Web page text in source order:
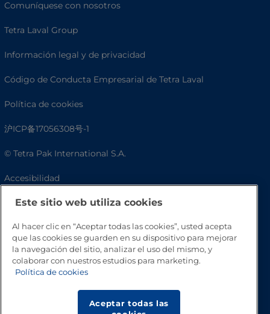
Comuníquese con nosotros
Tetra Laval Group
Información legal y de privacidad
Código de Conducta Empresarial de Tetra Laval
Política de cookies
沪ICP备17056308号-1
© Tetra Pak International S.A.
Accesibilidad
Preguntas frecuentes
Este sitio web utiliza cookies
Al hacer clic en “Aceptar todas las cookies”, usted acepta
que las cookies se guarden en su dispositivo para mejorar
la navegación del sitio, analizar el uso del mismo, y
colaborar con nuestros estudios para marketing.
Política de cookies
Aceptar todas las